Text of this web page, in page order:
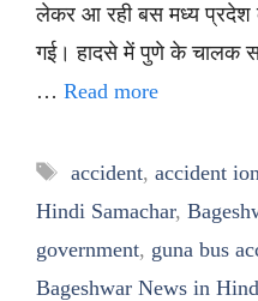
लेकर आ रही बस मध्य प्रदेश
गई। हादसे में पुणे के चालक
… Read more
Tags
accident, accident
Hindi Samachar,
government, guna bus
Bageshwar News in